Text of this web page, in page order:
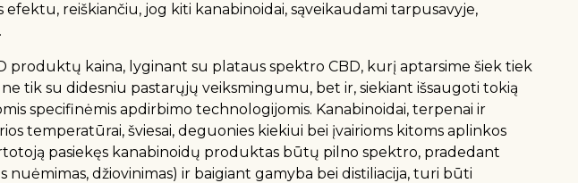
efektu, reiškiančiu, jog kiti kanabinoidai, sąveikaudami tarpusavyje,
produktų kaina, lyginant su plataus spektro CBD, kurį aptarsime šiek tiek
ne tik su didesniu pastarųjų veiksmingumu, bet ir, siekiant išsaugoti tokią
specifinėmis apdirbimo technologijomis. Kanabinoidai, terpenai ir
temperatūrai, šviesai, deguonies kiekiui bei įvairioms kitoms aplinkos
pasiekęs kanabinoidų produktas būtų pilno spektro, pradedant
nuėmimas, džiovinimas) ir baigiant gamyba bei distiliacija, turi būti